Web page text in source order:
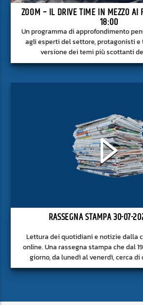
ZOOM – IL DRIVE TIME IN MEZZO AI
18:00
Un programma di approfondimento
agli esperti del settore, protagonisti
versione dei temi più scottanti
RASSEGNA STAMPA 30-07-
Lettura dei quotidiani e notizie dalla
online. Una rassegna stampa che dal
giorno, da lunedì al venerdì, cerca di
approfondito delle notizie del giorno,